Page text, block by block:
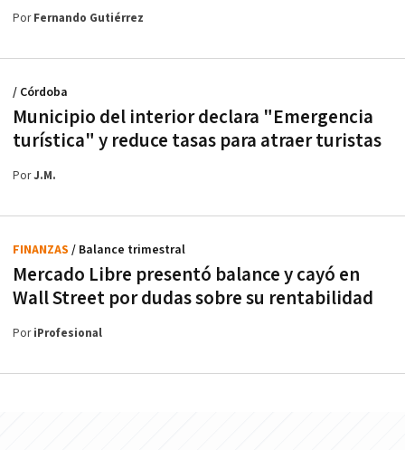
PorFernando Gutiérrez
Municipio del interior declara "Emergencia
turística" y reduce tasas para atraer turistas
/ Córdoba
PorJ.M.
Mercado Libre presentó balance y cayó en
Wall Street por dudas sobre su rentabilidad
FINANZAS / Balance trimestral
PoriProfesional